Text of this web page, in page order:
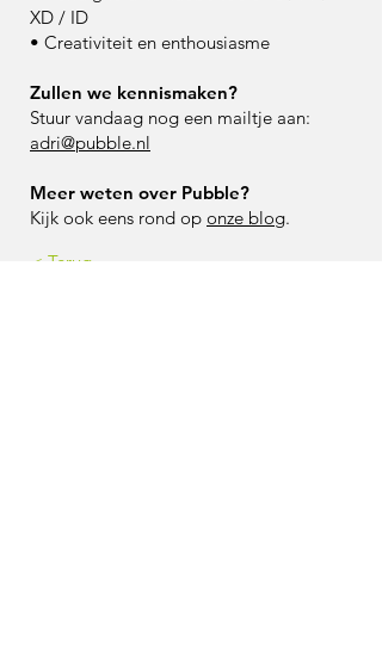
XD / ID
• Creativiteit en enthousiasme
Zullen we kennismaken?
Stuur vandaag nog een mailtje aan:
adri@pubble.nl
Meer weten over Pubble?
Kijk ook eens rond op onze blog.
< Terug